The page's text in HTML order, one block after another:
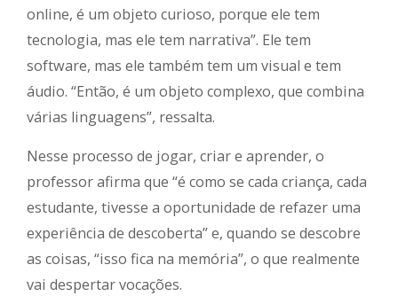
online, é um objeto curioso, porque ele tem
tecnologia, mas ele tem narrativa”. Ele tem
software, mas ele também tem um visual e tem
áudio. “Então, é um objeto complexo, que combina
várias linguagens”, ressalta.
Nesse processo de jogar, criar e aprender, o
professor afirma que “é como se cada criança, cada
estudante, tivesse a oportunidade de refazer uma
experiência de descoberta” e, quando se descobre
as coisas, “isso fica na memória”, o que realmente
vai despertar vocações.